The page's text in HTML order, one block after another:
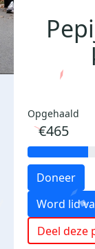
Opgehaald
€465
Doneer
Word lid
Deel deze